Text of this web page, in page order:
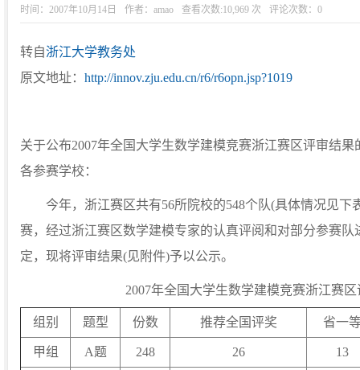
时间：2007年10月14日 作者：amao 查看次数:10,969 次 评论次数： 0
转自浙江大学教务处
原文地址： http://innov.zju.edu.cn/r6/r6opn.jsp?1019
关于公布2007年全国大学生数学建模竞赛浙江赛区评审结果
各参赛学校：
今年，浙江赛区共有56所院校的548个队(具体情况见下
赛，经过浙江赛区数学建模专家的认真评阅和对部分参赛
定，现将评审结果(见附件)予以公示。
2007年全国大学生数学建模竞赛浙江赛
组别 题型 份数 推荐全国评奖 省一
甲组 A题 248 26 13